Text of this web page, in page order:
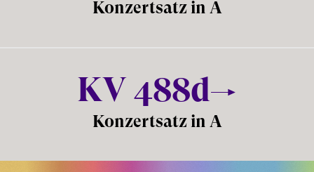
Konzertsatz in A
KV 488d
Konzertsatz in A